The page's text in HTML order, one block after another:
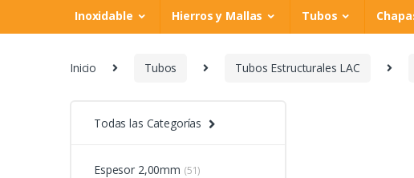
Inoxidable Hierros y Mallas Tubos
Inicio Tubos Tubos Estructurales LAC
Todas las Categorías
Espesor 2,00mm (51)